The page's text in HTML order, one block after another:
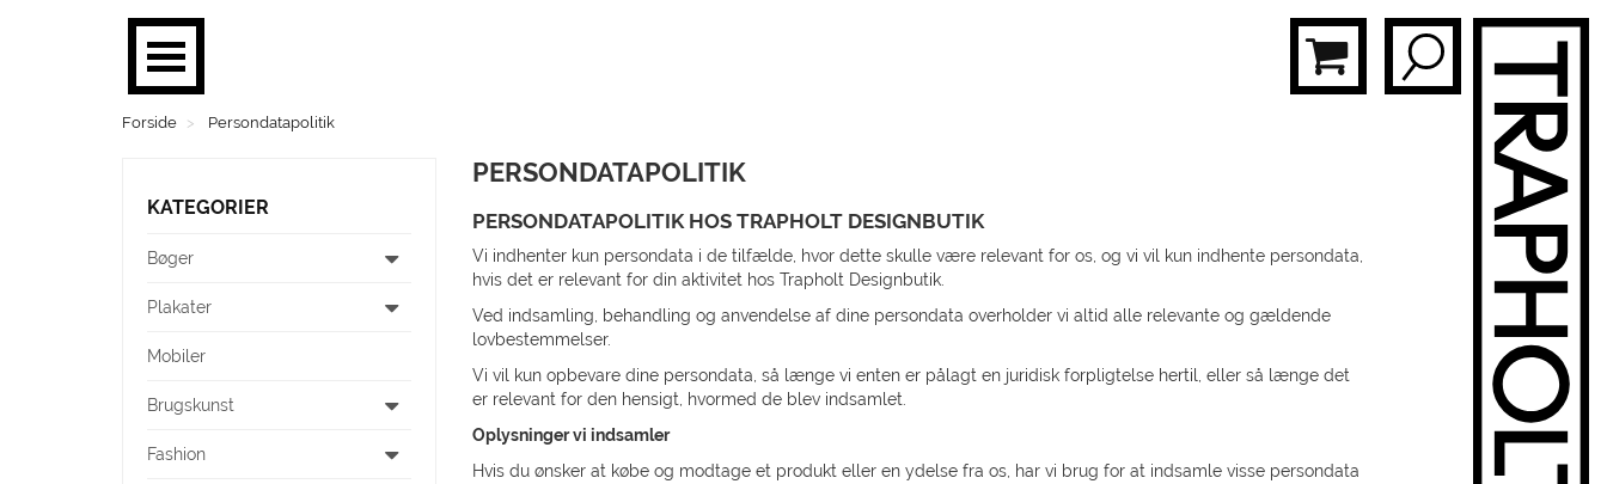
PLAKATER
BRUGSKUNST
Forside Persondatapolitik
KATEGORIER
Bøger
Plakater
Mobiler
Brugskunst
Fashion
PERSONDATAPOLITIK
PERSONDATAPOLITIK HOS TRAPHOLT DESIGNBUTIK
Vi indhenter kun persondata i de tilfælde, hvor dette skulle være relevant for os, og vi vil kun indhente persondata,
hvis det er relevant for din aktivitet hos Trapholt Designbutik.
Ved indsamling, behandling og anvendelse af dine persondata overholder vi altid alle relevante og gældende
lovbestemmelser.
Vi vil kun opbevare dine persondata, så længe vi enten er pålagt en juridisk forpligtelse hertil, eller så længe det
er relevant for den hensigt, hvormed de blev indsamlet.
Oplysninger vi indsamler
Hvis du ønsker at købe og modtage et produkt eller en ydelse fra os, har vi brug for at indsamle visse persondata